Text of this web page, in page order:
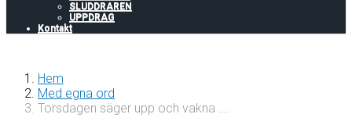
SLUDDRAREN
UPPDRAG
Kontakt
Hem
Med egna ord
Torsdagen säger upp och vakna ….